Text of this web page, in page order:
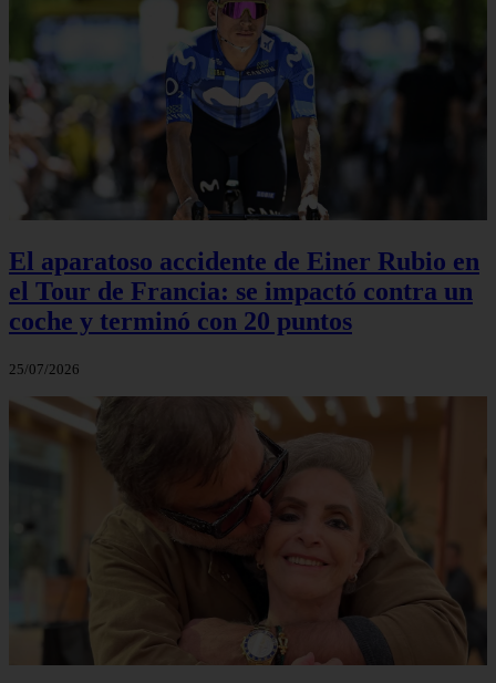
El aparatoso accidente de Einer Rubio en
el Tour de Francia: se impactó contra un
coche y terminó con 20 puntos
25/07/2026